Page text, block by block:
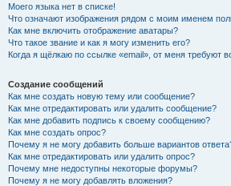
Моего языка нет в списке!
Что означают изображения рядом с моим именем
Как мне включить отображение аватары?
Что такое звание и как я могу изменить его?
Когда я щёлкаю по ссылке «email», от меня требуют
Создание сообщений
Как мне создать новую тему или сообщение?
Как мне отредактировать или удалить сообщение?
Как мне добавить подпись к своему сообщению?
Как мне создать опрос?
Почему я не могу добавить больше вариантов
Как мне отредактировать или удалить опрос?
Почему мне недоступны некоторые форумы?
Почему я не могу добавлять вложения?